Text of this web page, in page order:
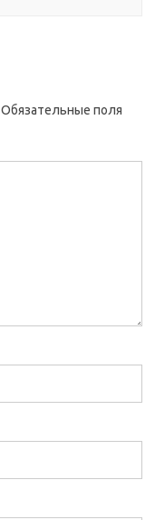
Обязательные поля